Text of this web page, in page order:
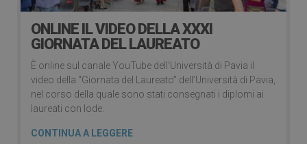
ONLINE IL VIDEO DELLA XXXI
GIORNATA DEL LAUREATO
È online sul canale YouTube dell’Università di Pavia il
video della “Giornata del Laureato” dell’Università di Pavia,
nel corso della quale sono stati consegnati i diplomi ai
laureati con lode.
CONTINUA A LEGGERE